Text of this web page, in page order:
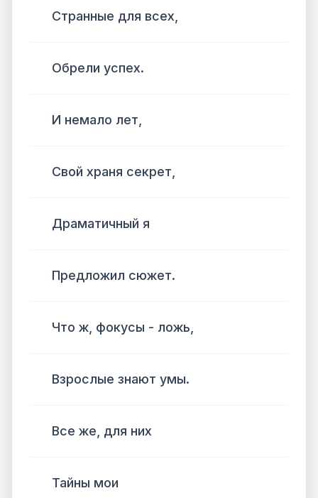
Странные для всех,
Обрели успех.
И немало лет,
Свой храня секрет,
Драматичный я
Предложил сюжет.
Что ж, фокусы - ложь,
Взрослые знают умы.
Все же, для них
Тайны мои